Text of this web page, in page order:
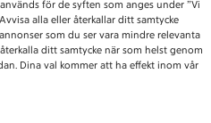
för de syften som anges under ”Vi
alla eller återkallar ditt samtycke
som du ser vara mindre relevanta
ditt samtycke när som helst genom
Dina val kommer att ha effekt inom vår